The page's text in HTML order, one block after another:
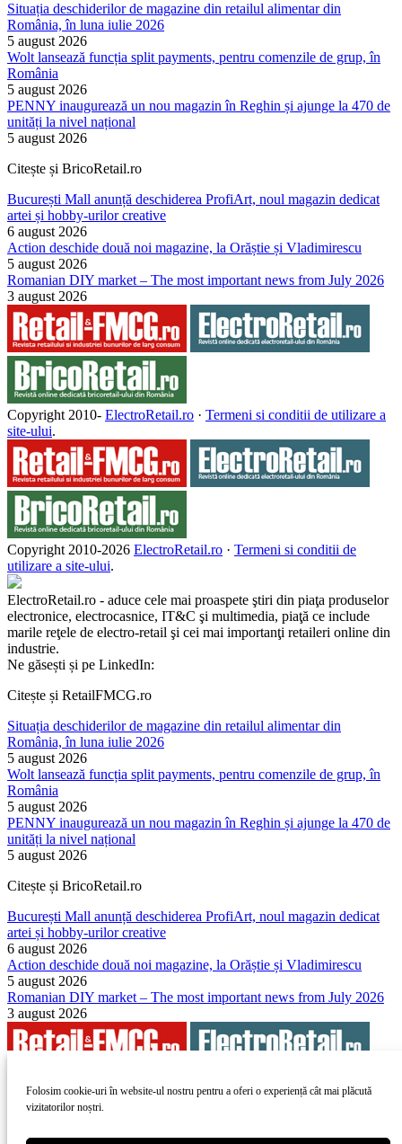
Situația deschiderilor de magazine din retailul alimentar din
România, în luna iulie 2026
5 august 2026
Wolt lansează funcția split payments, pentru comenzile de grup, în
România
5 august 2026
PENNY inaugurează un nou magazin în Reghin și ajunge la 470 de
unități la nivel național
5 august 2026
Citește și BricoRetail.ro
București Mall anunță deschiderea ProfiArt, noul magazin dedicat
artei și hobby-urilor creative
6 august 2026
Action deschide două noi magazine, la Orăștie și Vladimirescu
5 august 2026
Romanian DIY market – The most important news from July 2026
3 august 2026
Copyright 2010- ElectroRetail.ro · Termeni si conditii de utilizare a
site-ului.
Copyright 2010-2026 ElectroRetail.ro · Termeni si conditii de
utilizare a site-ului.
ElectroRetail.ro - aduce cele mai proaspete ştiri din piaţa produselor
electronice, electrocasnice, IT&C şi multimedia, piaţă ce include
marile reţele de electro-retail şi cei mai importanţi retaileri online din
industrie.
Ne găsești și pe LinkedIn:
Citește și RetailFMCG.ro
Situația deschiderilor de magazine din retailul alimentar din
România, în luna iulie 2026
5 august 2026
Wolt lansează funcția split payments, pentru comenzile de grup, în
România
5 august 2026
PENNY inaugurează un nou magazin în Reghin și ajunge la 470 de
unități la nivel național
5 august 2026
Citește și BricoRetail.ro
București Mall anunță deschiderea ProfiArt, noul magazin dedicat
artei și hobby-urilor creative
6 august 2026
Action deschide două noi magazine, la Orăștie și Vladimirescu
5 august 2026
Romanian DIY market – The most important news from July 2026
3 august 2026
Folosim cookie-uri în website-ul nostru pentru a oferi o experiență cât mai plăcută
vizitatorilor noștri.